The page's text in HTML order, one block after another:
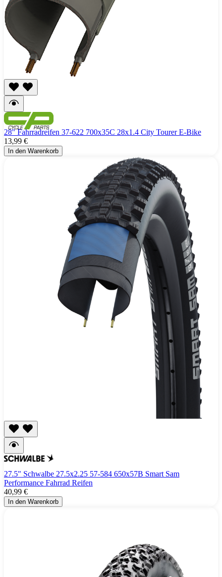
28" Fahrradreifen 37-622 700x35C 28x1.4 City Tourer E-Bike
13,99 €
In den Warenkorb
27.5" Schwalbe 27.5x2.25 57-584 650x57B Smart Sam
Performance Fahrrad Reifen
40,99 €
In den Warenkorb